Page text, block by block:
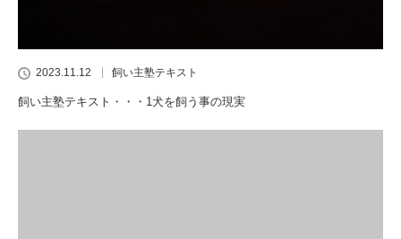
2023.11.12 飼い主塾テキスト
飼い主塾テキスト・・・1犬を飼う事の現実